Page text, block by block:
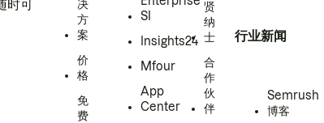
时可
决
方
案
价
格
免
费
SI
Insights24
Mfour
App
Center
贤
纳
士
合
作
伙
伴
行业新闻
Semrush
博客